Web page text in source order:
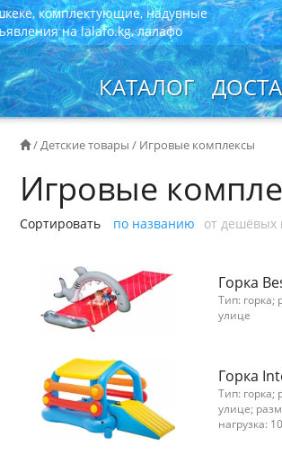
комплектующие, надувные
на lalafo.kg, лалафо
КАТАЛОГ
/Детские товары / Игровые комплексы
Игровые
Сортировать по названию от дешёвых
Горка
Тип: горка;
улице
Горка
Тип: горка;
улице;
нагрузка: